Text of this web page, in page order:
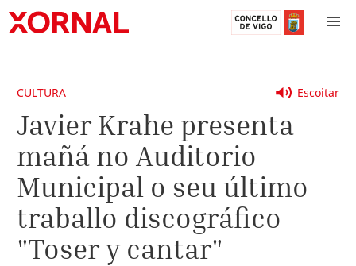
Escoitar
CULTURA
Javier Krahe presenta
mañá no Auditorio
Municipal o seu último
traballo discográfico
"Toser y cantar"